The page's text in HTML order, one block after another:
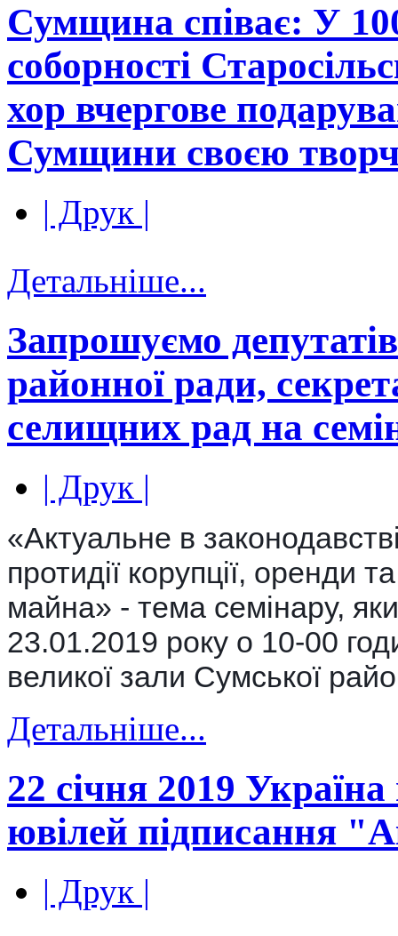
Сумщина співає: У
соборності
хор вчергове
Сумщини своєю
| Друк |
Детальніше...
Запрошуємо
районної ради,
селищних рад на
| Друк |
«Актуальне в
протидії корупції, оренди
майна» - тема семінару,
23.01.2019 року о 10-00
великої зали Сумської
Детальніше...
22 січня 2019 Україна
ювілей підписання
| Друк |